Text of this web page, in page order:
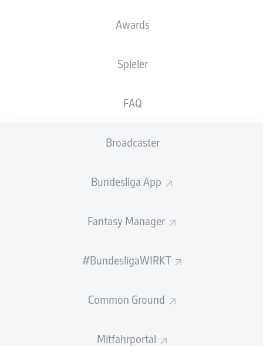
Awards
Spieler
FAQ
Broadcaster
Bundesliga App
Fantasy Manager
#BundesligaWIRKT
Common Ground
Mitfahrportal
Péter Gulácsi
VERTEIDIGUNG